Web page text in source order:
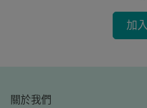
加
關於我們